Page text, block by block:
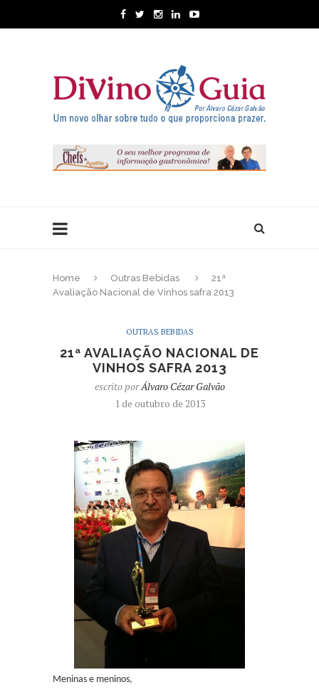
Home Outras Bebidas
21ª
Avaliação Nacional de Vinhos safra 2013
OUTRAS BEBIDAS
21ª AVALIAÇÃO NACIONAL DE
VINHOS SAFRA 2013
escrito porÁlvaro Cézar Galvão
1 de outubro de 2013
Meninas e meninos,